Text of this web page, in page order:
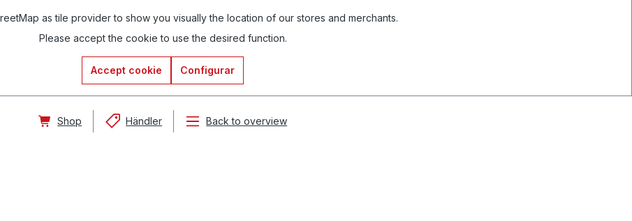
as tile provider to show you visually the location of our stores and merchants.
Please accept the cookie to use the desired function.
Accept cookie Configurar
Shop Händler Back to overview